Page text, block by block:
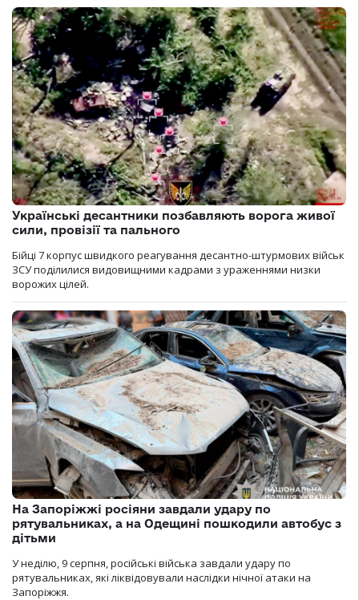
Українські десантники позбавляють ворога живої
сили, провізії та пального
Бійці 7 корпус швидкого реагування десантно-штурмових військ
ЗСУ поділилися видовищними кадрами з ураженнями низки
ворожих цілей.
На Запоріжжі росіяни завдали удару по
рятувальниках, а на Одещині пошкодили автобус з
дітьми
У неділю, 9 серпня, російські війська завдали удару по
рятувальниках, які ліквідовували наслідки нічної атаки на
Запоріжжя.